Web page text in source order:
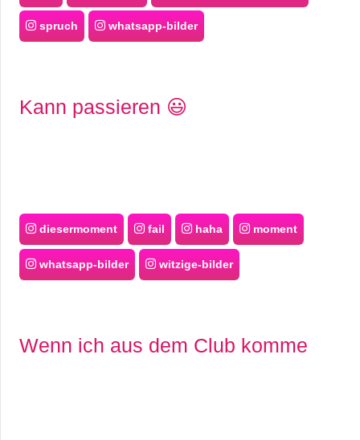
spruch whatsapp-bilder
Kann passieren 😃
diesermoment fail haha moment
whatsapp-bilder witzige-bilder
Wenn ich aus dem Club komme